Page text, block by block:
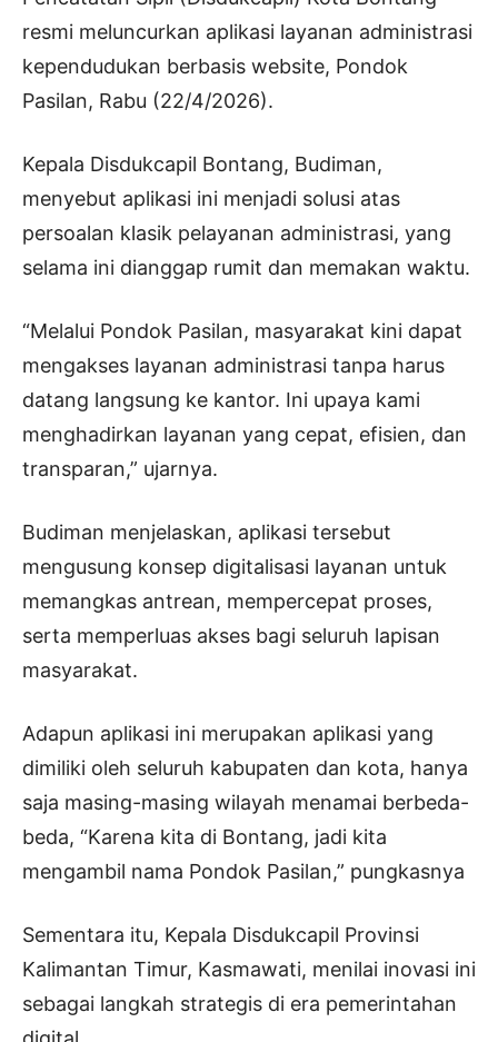
resmi meluncurkan aplikasi layanan administrasi
kependudukan berbasis website, Pondok
Pasilan, Rabu (22/4/2026).
Kepala Disdukcapil Bontang, Budiman,
menyebut aplikasi ini menjadi solusi atas
persoalan klasik pelayanan administrasi, yang
selama ini dianggap rumit dan memakan waktu.
“Melalui Pondok Pasilan, masyarakat kini dapat
mengakses layanan administrasi tanpa harus
datang langsung ke kantor. Ini upaya kami
menghadirkan layanan yang cepat, efisien, dan
transparan,” ujarnya.
Budiman menjelaskan, aplikasi tersebut
mengusung konsep digitalisasi layanan untuk
memangkas antrean, mempercepat proses,
serta memperluas akses bagi seluruh lapisan
masyarakat.
Adapun aplikasi ini merupakan aplikasi yang
dimiliki oleh seluruh kabupaten dan kota, hanya
saja masing-masing wilayah menamai berbeda-
beda, “Karena kita di Bontang, jadi kita
mengambil nama Pondok Pasilan,” pungkasnya
Sementara itu, Kepala Disdukcapil Provinsi
Kalimantan Timur, Kasmawati, menilai inovasi ini
sebagai langkah strategis di era pemerintahan